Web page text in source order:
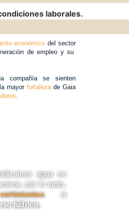
laborales.
económico del sector
de empleo y su
compañía se sienten
mayor fortaleza de Gaia
agua en
por lo tanto,
o
hídrico.